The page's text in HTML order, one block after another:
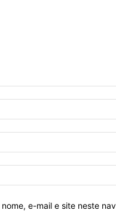
nome, e-mail e site neste